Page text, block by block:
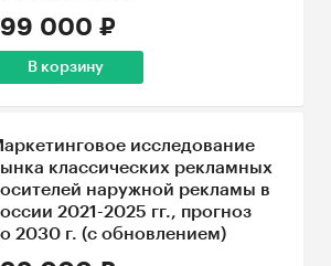
000 ₽
В корзину
исследование
классических рекламных
наружной рекламы в
2021-2025 гг., прогноз
2030 г. (с обновлением)